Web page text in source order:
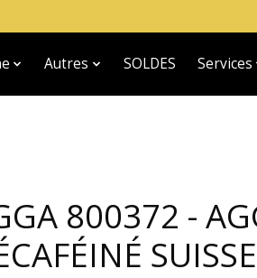
Autres SOLDES Services
800372 -